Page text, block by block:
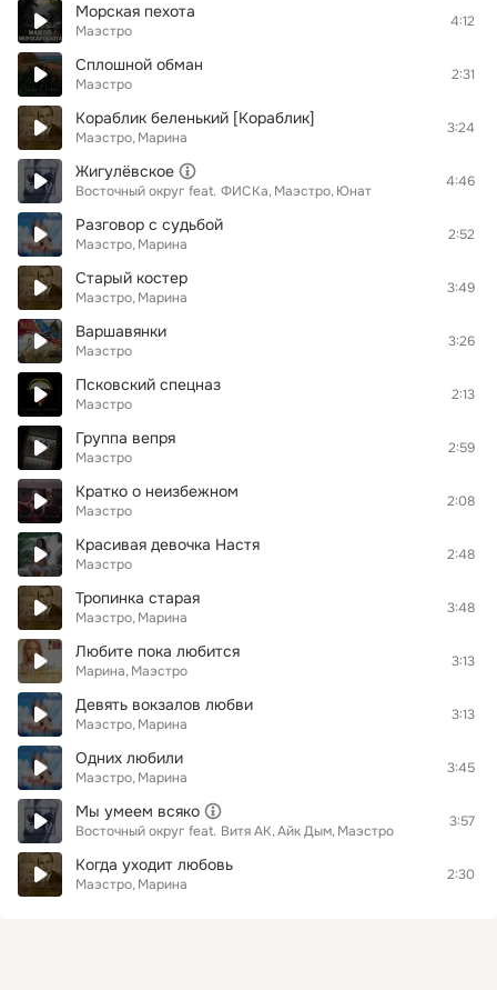
Морская пехота
Маэстро
4:12
Сплошной обман
Маэстро
2:31
Кораблик беленький [Кораблик]
Маэстро Марина
3:24
Жигулёвское
Восточный округ feat. ФИСКа Маэстро Юнат
4:46
Разговор с судьбой
Маэстро Марина
2:52
Старый костер
Маэстро Марина
3:49
Варшавянки
Маэстро
3:26
Псковский спецназ
Маэстро
2:13
Группа вепря
Маэстро
2:59
Кратко о неизбежном
Маэстро
2:08
Красивая девочка Настя
Маэстро
2:48
Тропинка старая
Маэстро Марина
3:48
Любите пока любится
Марина Маэстро
3:13
Девять вокзалов любви
Маэстро Марина
3:13
Одних любили
Маэстро Марина
3:45
Мы умеем всяко
Восточный округ feat. Витя АК Айк Дым Маэстро
3:57
Когда уходит любовь
Маэстро Марина
2:30